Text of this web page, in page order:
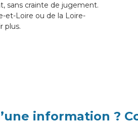
sans crainte de jugement.
et-Loire ou de la Loire-
plus.
information ?